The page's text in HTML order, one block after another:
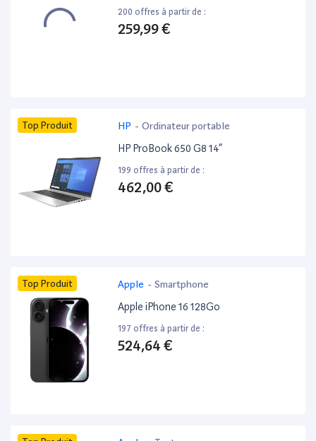
200 offres à partir de :
259,99 €
Top Produit HP - Ordinateur portable
HP ProBook 650 G8 14”
199 offres à partir de :
462,00 €
Top Produit Apple - Smartphone
Apple iPhone 16 128Go
197 offres à partir de :
524,64 €